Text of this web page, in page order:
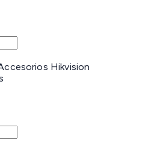
Hikvision